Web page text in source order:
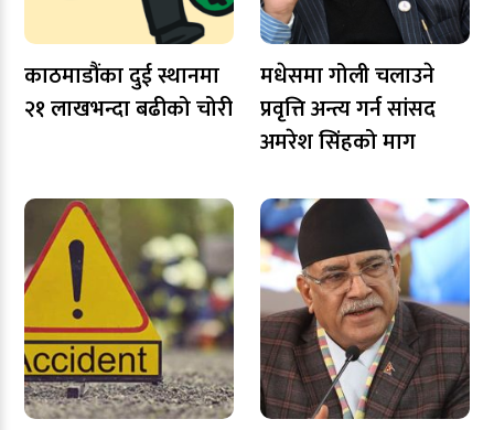
काठमाडौंका दुई स्थानमा
२१ लाखभन्दा बढीको चोरी
मधेसमा गोली चलाउने
प्रवृत्ति अन्त्य गर्न सांसद
अमरेश सिंहको माग